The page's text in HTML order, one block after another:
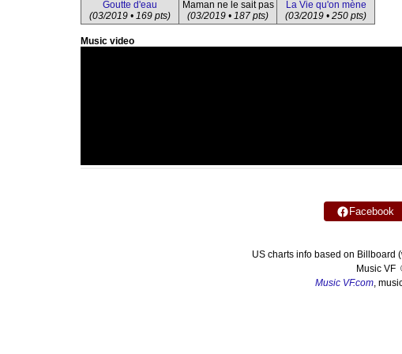
Goutte d'eau
(03/2019 • 169 pts)
Maman ne le sait pas
(03/2019 • 187 pts)
La Vie qu'on mène
(03/2019 • 250 pts)
Music video
Facebook
US charts info based on
Music VF
Music VF.com,